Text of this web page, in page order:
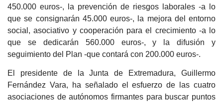
450.000 euros-, la prevención de riesgos laborales -a lo
que se consignarán 45.000 euros-, la mejora del entorno
social, asociativo y cooperación para el crecimiento -a lo
que se dedicarán 560.000 euros-, y la difusión y
seguimiento del Plan -que contará con 200.000 euros-.
El presidente de la Junta de Extremadura, Guillermo
Fernández Vara, ha señalado el esfuerzo de las cuatro
asociaciones de autónomos firmantes para buscar puntos